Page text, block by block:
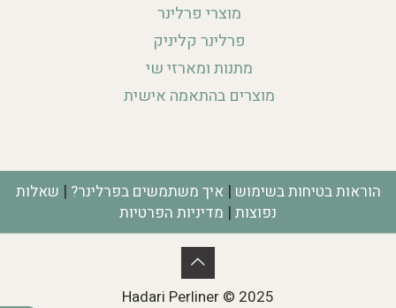
מוצרי פרלינר
פרלינר קליניק
מתנות ומארזי שי
מוצרים בהתאמה אישית
הוראות בטיחות בשימוש |איך משתמשים בפרלינר? | שאלות
נפוצות | מדיניות הפרטיות
Hadari Perliner © 2025